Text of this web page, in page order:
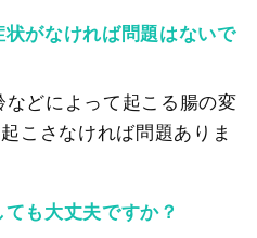
がなければ問題はないで
どによって起こる腸の変
こさなければ問題ありま
も大丈夫ですか？